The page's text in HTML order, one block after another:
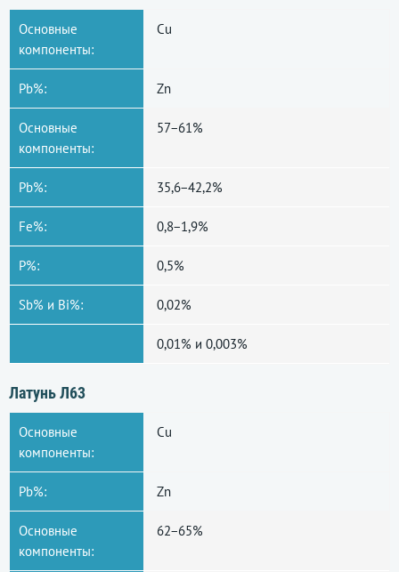
Основные
компоненты:
Сu
Pb%: Zn
Основные
компоненты:
57−61%
Pb%: 35,6−42,2%
Fe%: 0,8−1,9%
P%: 0,5%
Sb% и Bi%: 0,02%
0,01% и 0,003%
Латунь Л63
Основные
компоненты:
Сu
Pb%: Zn
Основные
компоненты:
62−65%